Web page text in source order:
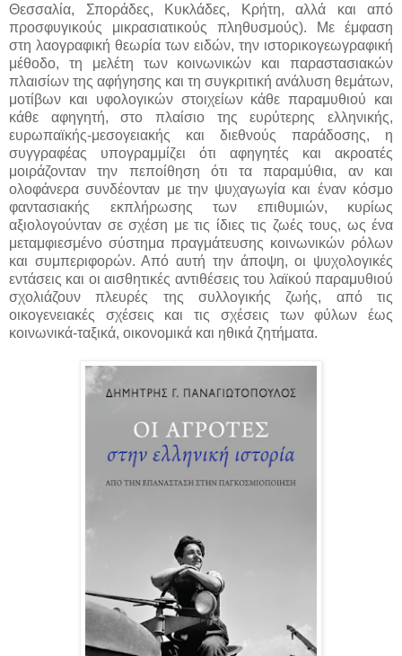
Θεσσαλία, Σποράδες, Κυκλάδες, Κρήτη, αλλά και από
προσφυγικούς μικρασιατικούς πληθυσμούς). Με έμφαση
στη λαογραφική θεωρία των ειδών, την ιστορικογεωγραφική
μέθοδο, τη μελέτη των κοινωνικών και παραστασιακών
πλαισίων της αφήγησης και τη συγκριτική ανάλυση θεμάτων,
μοτίβων και υφολογικών στοιχείων κάθε παραμυθιού και
κάθε αφηγητή, στο πλαίσιο της ευρύτερης ελληνικής,
ευρωπαϊκής-μεσογειακής και διεθνούς παράδοσης, η
συγγραφέας υπογραμμίζει ότι αφηγητές και ακροατές
μοιράζονταν την πεποίθηση ότι τα παραμύθια, αν και
ολοφάνερα συνδέονταν με την ψυχαγωγία και έναν κόσμο
φαντασιακής εκπλήρωσης των επιθυμιών, κυρίως
αξιολογούνταν σε σχέση με τις ίδιες τις ζωές τους, ως ένα
μεταμφιεσμένο σύστημα πραγμάτευσης κοινωνικών ρόλων
και συμπεριφορών. Από αυτή την άποψη, οι ψυχολογικές
εντάσεις και οι αισθητικές αντιθέσεις του λαϊκού παραμυθιού
σχολιάζουν πλευρές της συλλογικής ζωής, από τις
οικογενειακές σχέσεις και τις σχέσεις των φύλων έως
κοινωνικά-ταξικά, οικονομικά και ηθικά ζητήματα.